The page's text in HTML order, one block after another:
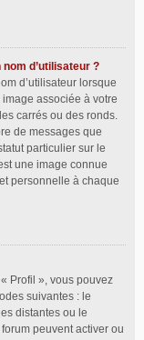
d’utilisateur ?
d’utilisateur lorsque
associée à votre
carrés ou des ronds.
de messages que
particulier sur le
une image connue
personnelle à chaque
Profil », vous pouvez
suivantes : le
distantes ou le
peuvent activer ou